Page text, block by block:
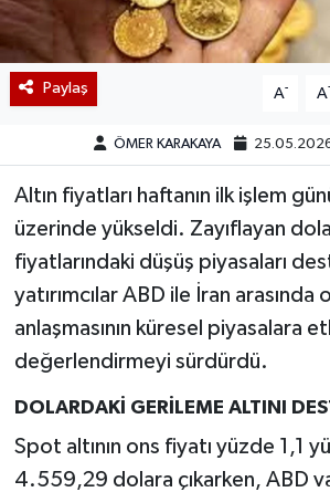
Paylaş A- A
ÖMER KARAKAYA
Altın fiyatları haftanın ilk işlem
üzerinde yükseldi. Zayıflayan
fiyatlarındaki düşüş piyasaları
yatırımcılar ABD ile İran arasında
anlaşmasının küresel piyasalara
değerlendirmeyi sürdürdü.
DOLARDAKİ GERİLEME ALTINI
Spot altının ons fiyatı yüzde 1,1
4.559,29 dolara çıkarken, ABD